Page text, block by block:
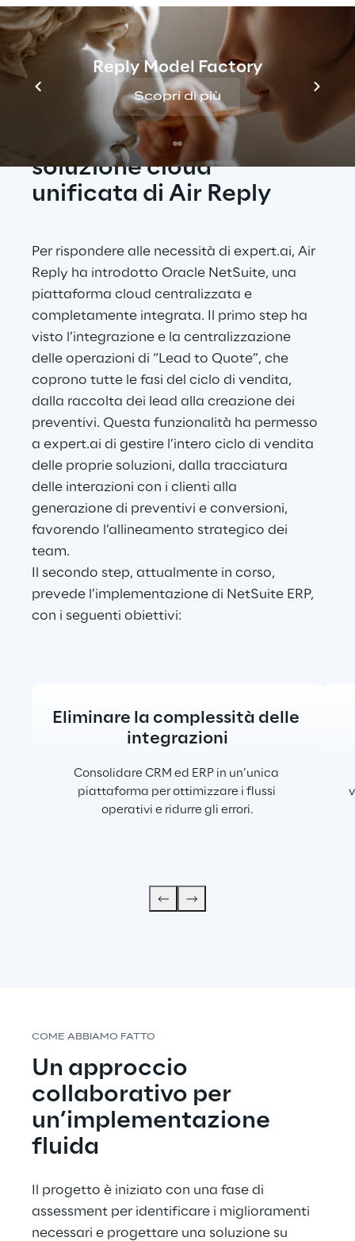
Reply Model Factory
Scopri di più
crescita strategica.
Oracle NetSuite: la
soluzione cloud
unificata di Air Reply
Per rispondere alle necessità di expert.ai, Air
Reply ha introdotto Oracle NetSuite, una
piattaforma cloud centralizzata e
completamente integrata. Il primo step ha
visto l’integrazione e la centralizzazione
delle operazioni di “Lead to Quote”, che
coprono tutte le fasi del ciclo di vendita,
dalla raccolta dei lead alla creazione dei
preventivi. Questa funzionalità ha permesso
a expert.ai di gestire l’intero ciclo di vendita
delle proprie soluzioni, dalla tracciatura
delle interazioni con i clienti alla
generazione di preventivi e conversioni,
favorendo l’allineamento strategico dei
team.
Il secondo step, attualmente in corso,
prevede l’implementazione di NetSuite ERP,
con i seguenti obiettivi:
Eliminare la complessità delle
integrazioni
Consolidare CRM ed ERP in un’unica
piattaforma per ottimizzare i flussi
operativi e ridurre gli errori.
COME ABBIAMO FATTO
Un approccio
collaborativo per
un’implementazione
fluida
Il progetto è iniziato con una fase di
assessment per identificare i miglioramenti
necessari e progettare una soluzione su